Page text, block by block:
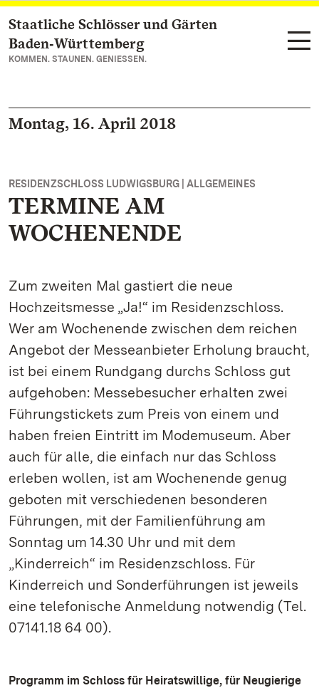
Zum Hauptinhalt springen
Staatliche Schlösser und Gärten
Baden‑Württemberg
KOMMEN. STAUNEN. GENIESSEN.
Montag, 16. April 2018
RESIDENZSCHLOSS LUDWIGSBURG | ALLGEMEINES
TERMINE AM
WOCHENENDE
Zum zweiten Mal gastiert die neue
Hochzeitsmesse „Ja!“ im Residenzschloss.
Wer am Wochenende zwischen dem reichen
Angebot der Messeanbieter Erholung braucht,
ist bei einem Rundgang durchs Schloss gut
aufgehoben: Messebesucher erhalten zwei
Führungstickets zum Preis von einem und
haben freien Eintritt im Modemuseum. Aber
auch für alle, die einfach nur das Schloss
erleben wollen, ist am Wochenende genug
geboten mit verschiedenen besonderen
Führungen, mit der Familienführung am
Sonntag um 14.30 Uhr und mit dem
„Kinderreich“ im Residenzschloss. Für
Kinderreich und Sonderführungen ist jeweils
eine telefonische Anmeldung notwendig (Tel.
07141.18 64 00).
Programm im Schloss für Heiratswillige, für Neugierige